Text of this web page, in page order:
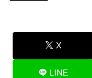
X
LINE